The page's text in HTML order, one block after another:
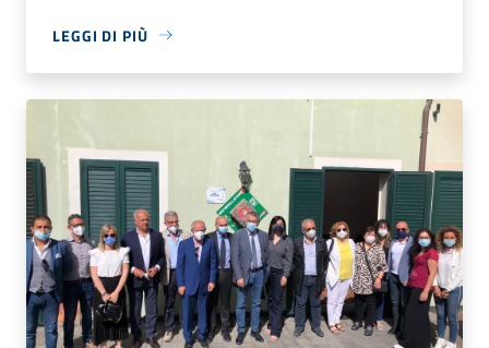
LEGGI DI PIÙ